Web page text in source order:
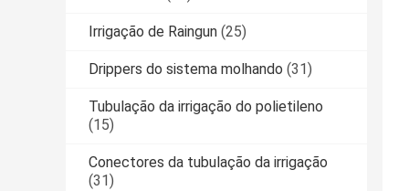
Irrigação de Raingun (25)
Drippers do sistema molhando (31)
Tubulação da irrigação do polietileno
(15)
Conectores da tubulação da irrigação
(31)